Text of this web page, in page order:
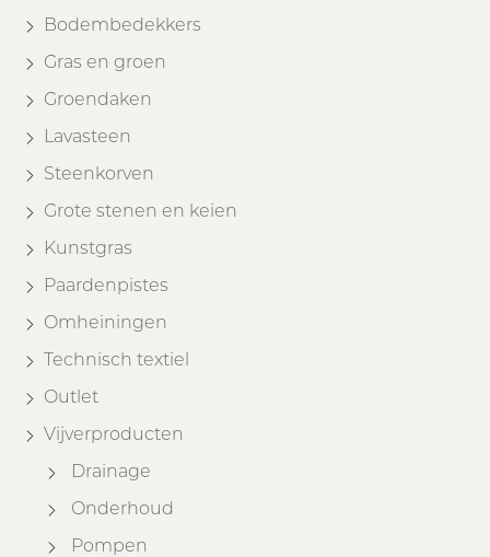
Bodembedekkers
Gras en groen
Groendaken
Lavasteen
Steenkorven
Grote stenen en keien
Kunstgras
Paardenpistes
Omheiningen
Technisch textiel
Outlet
Vijverproducten
Drainage
Onderhoud
Pompen